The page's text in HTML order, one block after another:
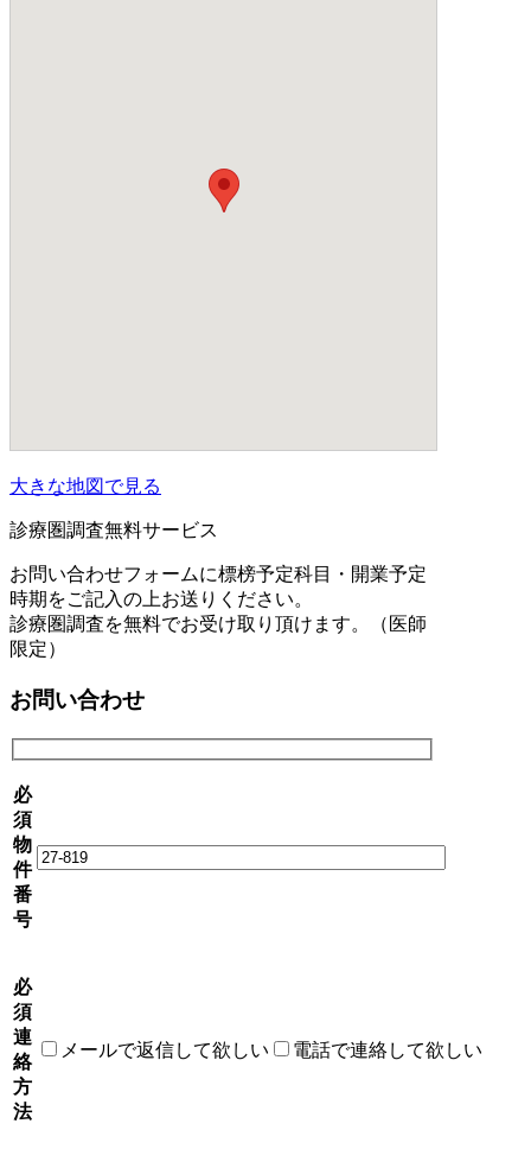
大きな地図で見る
診療圏調査無料サービス
お問い合わせフォームに標榜予定科目・開業予定
時期をご記入の上お送りください。
診療圏調査を無料でお受け取り頂けます。（医師
限定）
お問い合わせ
必
須
物
件
番
号
必
須
連
絡
方
法
メールで返信して欲しい 電話で連絡して欲しい